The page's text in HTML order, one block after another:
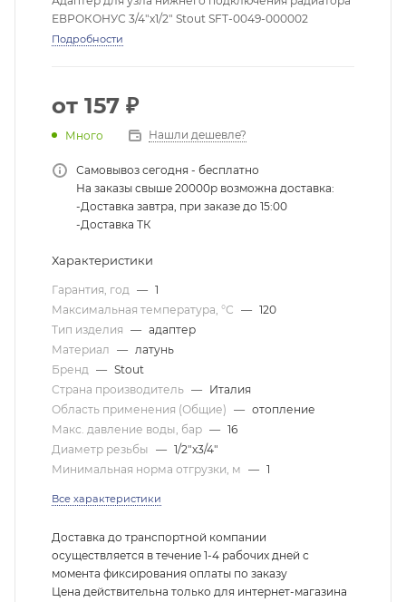
ЕВРОКОНУС 3/4"х1/2" Stout SFT-0049-000002
Подробности
от 157 ₽
Много Нашли дешевле?
Самовывоз сегодня - бесплатно
На заказы свыше 20000р возможна доставка:
-Доставка завтра, при заказе до 15:00
-Доставка ТК
Характеристики
Гарантия, год — 1
Максимальная температура, °С — 120
Тип изделия — адаптер
Материал — латунь
Бренд — Stout
Страна производитель — Италия
Область применения (Общие) — отопление
Макс. давление воды, бар — 16
Диаметр резьбы — 1/2"х3/4"
Минимальная норма отгрузки, м — 1
Все характеристики
Доставка до транспортной компании
осуществляется в течение 1-4 рабочих дней с
момента фиксирования оплаты по заказу
Цена действительна только для интернет-магазина